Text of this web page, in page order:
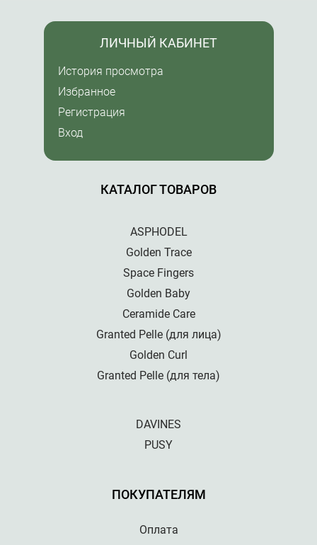
КАТАЛОГ ТОВАРОВ
ASPHODEL
Golden Trace
Space Fingers
Golden Baby
Ceramide Care
Granted Pelle (для лица)
Golden Curl
Granted Pelle (для тела)
DAVINES
PUSY
ПОКУПАТЕЛЯМ
Оплата
ЛИЧНЫЙ КАБИНЕТ
История просмотра
Избранное
Регистрация
Вход